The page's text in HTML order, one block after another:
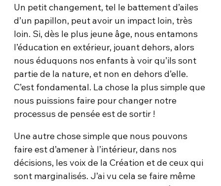
Un petit changement, tel le battement d’ailes
d’un papillon, peut avoir un impact loin, très
loin. Si, dès le plus jeune âge, nous entamons
l’éducation en extérieur, jouant dehors, alors
nous éduquons nos enfants à voir qu’ils sont
partie de la nature, et non en dehors d’elle.
C’est fondamental. La chose la plus simple que
nous puissions faire pour changer notre
processus de pensée est de sortir !
Une autre chose simple que nous pouvons
faire est d’amener à l’intérieur, dans nos
décisions, les voix de la Création et de ceux qui
sont marginalisés. J’ai vu cela se faire même